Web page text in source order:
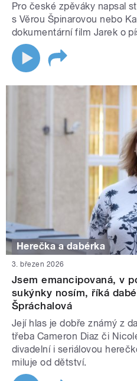
Pro české zpěváky napsal
s Věrou Špinarovou nebo
dokumentární film Jarek o
Herečka a dabérka
3. březen 2026
Jsem emancipovaná, v
sukýnky nosím, říká
Špráchalová
Její hlas je dobře známý z
třeba Cameron Diaz či
divadelní i seriálovou
miluje od dětství.